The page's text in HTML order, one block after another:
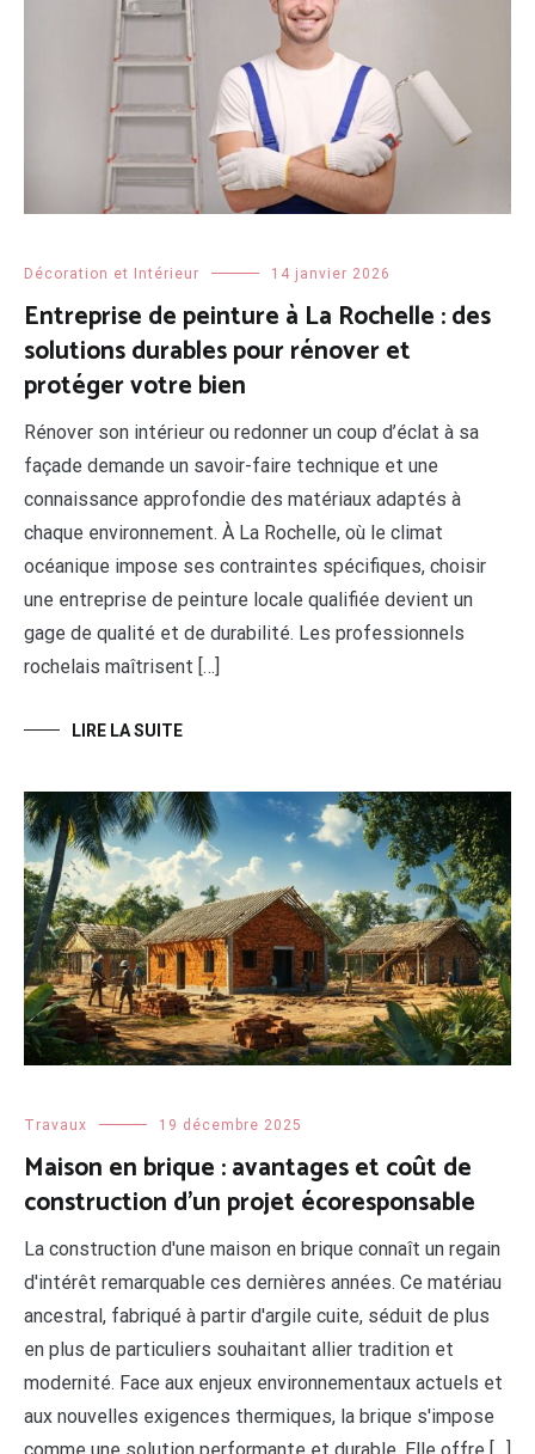
Décoration et Intérieur 14 janvier 2026
Entreprise de peinture à La Rochelle : des
solutions durables pour rénover et
protéger votre bien
Rénover son intérieur ou redonner un coup d’éclat à sa
façade demande un savoir-faire technique et une
connaissance approfondie des matériaux adaptés à
chaque environnement. À La Rochelle, où le climat
océanique impose ses contraintes spécifiques, choisir
une entreprise de peinture locale qualifiée devient un
gage de qualité et de durabilité. Les professionnels
rochelais maîtrisent […]
LIRE LA SUITE
Travaux 19 décembre 2025
Maison en brique : avantages et coût de
construction d’un projet écoresponsable
La construction d'une maison en brique connaît un regain
d'intérêt remarquable ces dernières années. Ce matériau
ancestral, fabriqué à partir d'argile cuite, séduit de plus
en plus de particuliers souhaitant allier tradition et
modernité. Face aux enjeux environnementaux actuels et
aux nouvelles exigences thermiques, la brique s'impose